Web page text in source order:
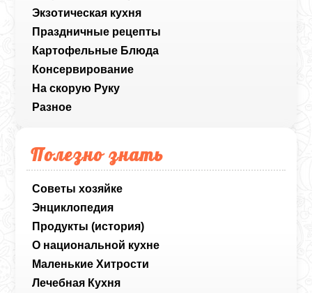
Экзотическая кухня
Праздничные рецепты
Картофельные Блюда
Консервирование
На скорую Руку
Разное
Полезно знать
Советы хозяйке
Энциклопедия
Продукты (история)
О национальной кухне
Маленькие Хитрости
Лечебная Кухня